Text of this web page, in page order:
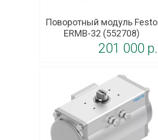
Поворотный модуль Festo
ERMB-32 (552708)
201 000 p.